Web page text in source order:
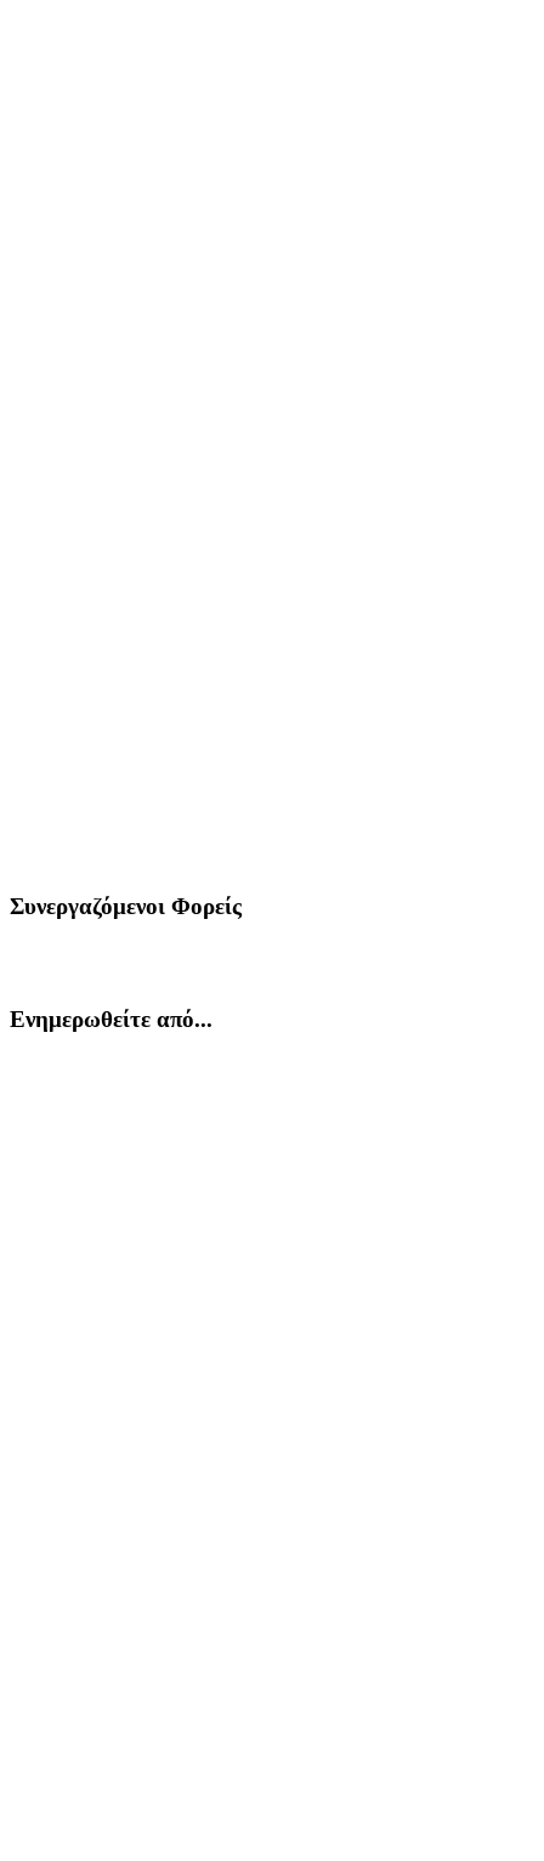
Συνεργαζόμενοι Φορείς
Ενημερωθείτε από...